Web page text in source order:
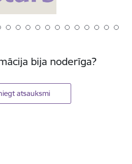
bija noderīga?
atsauksmi